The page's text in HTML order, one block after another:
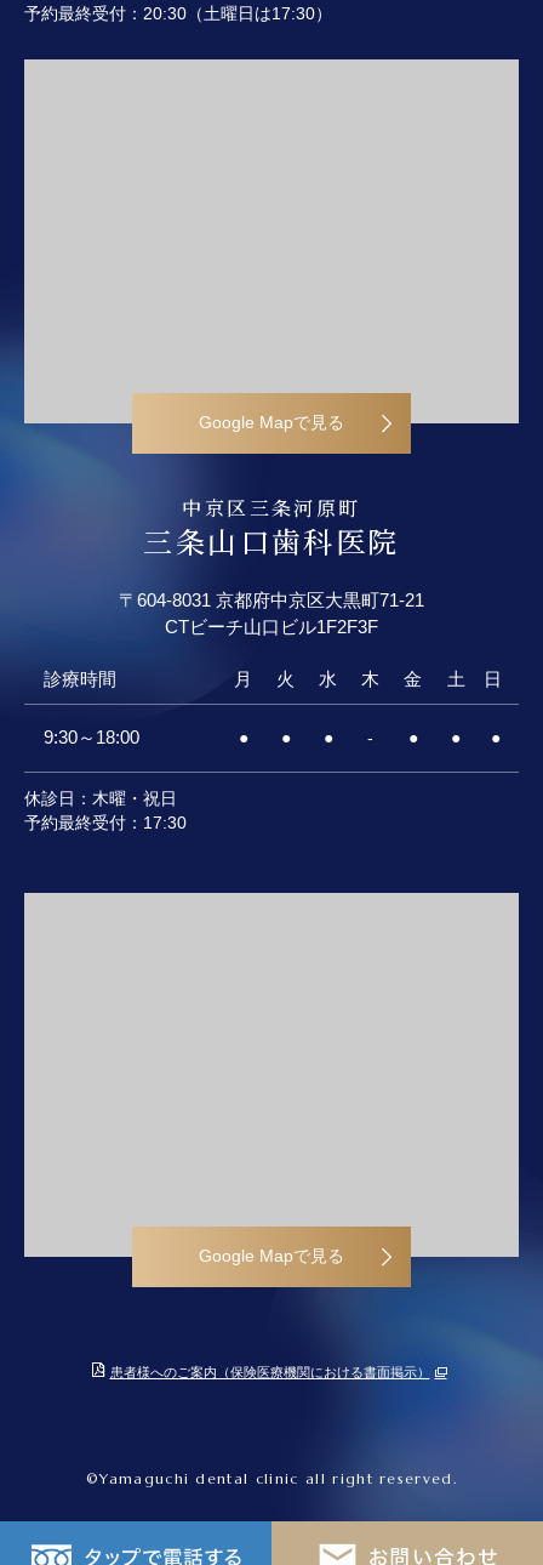
予約最終受付：20:30（土曜日は17:30）
Google Mapで見る
中京区三条河原町
三条山口歯科医院
〒604-8031 京都府中京区大黒町71-21
CTビーチ山口ビル1F2F3F
診療時間 月 火 水 木 金 土 日
9:30～18:00 ● ● ● - ● ● ●
休診日：木曜・祝日
予約最終受付：17:30
Google Mapで見る
患者様へのご案内（保険医療機関における書面掲示）
©Yamaguchi dental clinic all right reserved.